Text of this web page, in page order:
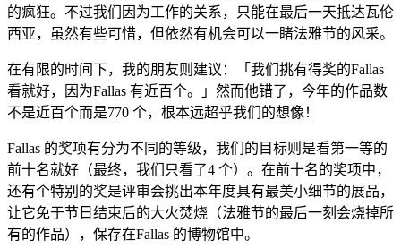
的疯狂。不过我们因为工作的关系，只能在最后一天抵达瓦伦
西亚，虽然有些可惜，但依然有机会可以一睹法雅节的风采。
在有限的时间下，我的朋友则建议：「我们挑有得奖的Fallas
看就好，因为Fallas 有近百个。」然而他错了，今年的作品数
不是近百个而是770 个，根本远超乎我们的想像！
Fallas 的奖项有分为不同的等级，我们的目标则是看第一等的
前十名就好（最终，我们只看了4 个）。在前十名的奖项中，
还有个特别的奖是评审会挑出本年度具有最美小细节的展品，
让它免于节日结束后的大火焚烧（法雅节的最后一刻会烧掉所
有的作品），保存在Fallas 的博物馆中。